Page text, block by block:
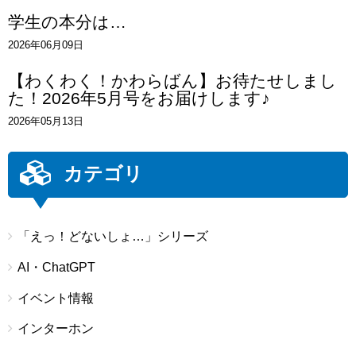
学生の本分は…
2026年06月09日
【わくわく！かわらばん】お待たせしまし
た！2026年5月号をお届けします♪
2026年05月13日
カテゴリ
「えっ！どないしょ…」シリーズ
AI・ChatGPT
イベント情報
インターホン